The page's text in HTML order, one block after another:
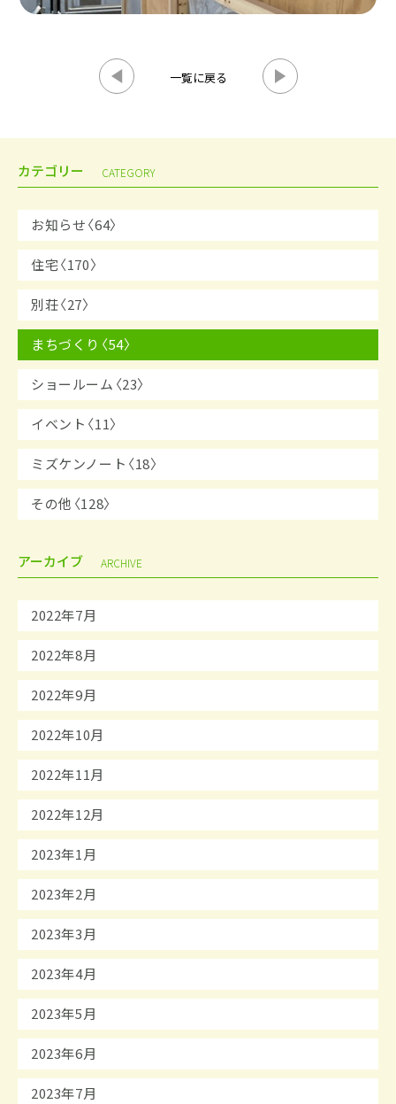
一覧に戻る
カテゴリー CATEGORY
お知らせ〈64〉
住宅〈170〉
別荘〈27〉
まちづくり〈54〉
ショールーム〈23〉
イベント〈11〉
ミズケンノート〈18〉
その他〈128〉
アーカイブ ARCHIVE
2022年7月
2022年8月
2022年9月
2022年10月
2022年11月
2022年12月
2023年1月
2023年2月
2023年3月
2023年4月
2023年5月
2023年6月
2023年7月